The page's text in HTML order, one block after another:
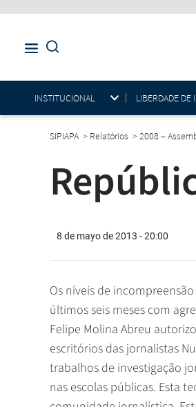
INSTITUCIONAL LIBERDADE DE
SIPIAPA > Relatórios >2008 –
8 de mayo de 2013 - 20:00
Os níveis de
últimos seis meses com
Felipe Molina Abreu
escritórios das jornalistas
trabalhos de investigação
nas escolas públicas. Esta